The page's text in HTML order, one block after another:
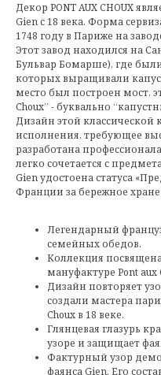
Декор PONT AUX CHOUX
Gien с 18 века. Форма
1748 году в Париже на
Этот завод находился на
Бульвар Бомарше), где
которых выращивали
место был построен мост,
Choux” - буквально
Дизайн этой классической
исполнения, требующее
разработана
легко сочетается с
Gien удостоена статуса
Франции за бережное
Легендарный
семейных обедов.
Коллекция
мануфактуре Pont aux
Дизайн повторяет
создали мастера
Choux в 18 веке.
Глянцевая глазурь
узоре и защищает
Фактурный узор
фаянса Gien. Его